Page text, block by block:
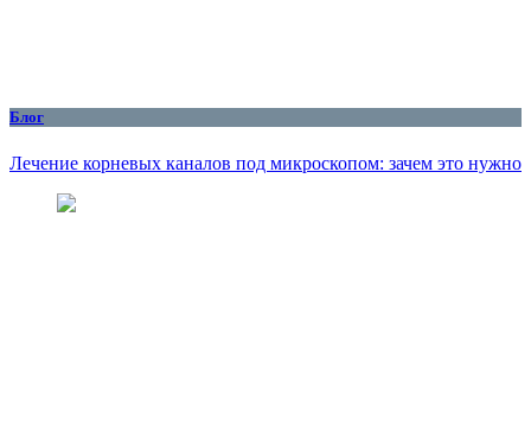
Блог
Лечение корневых каналов под микроскопом: зачем это нужно